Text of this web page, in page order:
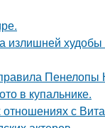
излишней
Пенелопы
в купальнике.
с